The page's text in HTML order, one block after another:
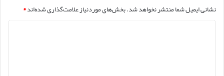
نشانی ایمیل شما منتشر نخواهد شد.بخش‌های موردنیاز علامت‌گذاری شده‌اند*